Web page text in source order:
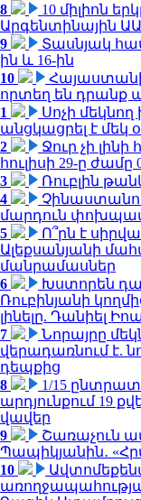
8
10 միլիոն
Արգենտինային
9
Տասնյակ
ին և 16-ին
10
որտեղ են դրանք
1
Սոչի
անցկացրել է մեկ
2
Ջուր չի լինի
հուլիսի 29-ը ժամը
3
Ռուբլին
4
մարդուն
5
Ո՞րն է
Ալեքսանյանի
մանրամասներ
6
Խստորեն
Ռուբինյանի
լինելը. Դանիել
7
Նորայրը
վերադառնում է.
դեպքից
8
1/15
արդյունքում 19
վավեր
9
Շառաչուն
Պապիկյանին․
10